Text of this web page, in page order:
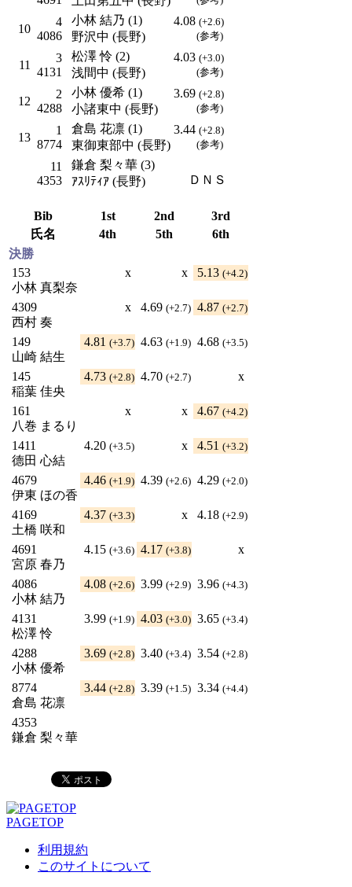
10
4
4086
小林 結乃 (1)
野沢中 (長野)
4.08 (+2.6)
(参考)
11
3
4131
松澤 怜 (2)
浅間中 (長野)
4.03 (+3.0)
(参考)
12
2
4288
小林 優希 (1)
小諸東中 (長野)
3.69 (+2.8)
(参考)
13
1
8774
倉島 花凛 (1)
東御東部中 (長野)
3.44 (+2.8)
(参考)
11
4353
鎌倉 梨々華 (3)
ｱｽﾘﾃｨｱ (長野)
ＤＮＳ
Bib 1st 2nd
3rd
氏名
4th 5th
6th
決勝
153
小林 真梨奈
x x 5.13 (+4.2)
4309
西村 奏
x 4.69 (+2.7) 4.87 (+2.7)
149
山崎 結生
4.81 (+3.7) 4.63 (+1.9) 4.68 (+3.5)
145
稲葉 佳央
4.73 (+2.8) 4.70 (+2.7) x
161
八巻 まるり
x x 4.67 (+4.2)
1411
德田 心結
4.20 (+3.5) x 4.51 (+3.2)
4679
伊東 ほの香
4.46 (+1.9) 4.39 (+2.6) 4.29 (+2.0)
4169
土橋 咲和
4.37 (+3.3) x 4.18 (+2.9)
4691
宮原 春乃
4.15 (+3.6) 4.17 (+3.8) x
4086
小林 結乃
4.08 (+2.6) 3.99 (+2.9) 3.96 (+4.3)
4131
松澤 怜
3.99 (+1.9) 4.03 (+3.0) 3.65 (+3.4)
4288
小林 優希
3.69 (+2.8) 3.40 (+3.4) 3.54 (+2.8)
8774
倉島 花凛
3.44 (+2.8) 3.39 (+1.5) 3.34 (+4.4)
4353
鎌倉 梨々華
PAGETOP
利用規約
このサイトについて